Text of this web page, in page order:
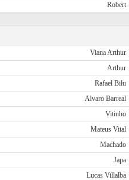
Robert
Viana Arthur
Arthur
Rafael Bilu
Alvaro Barreal
Vitinho
Mateus Vital
Machado
Japa
Lucas Villalba